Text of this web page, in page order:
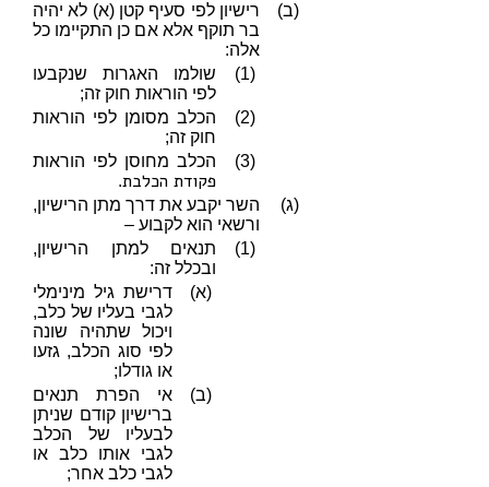
(ב)
רישיון לפי סעיף קטן (א) לא יהיה
בר תוקף אלא אם כן התקיימו כל
אלה:
(1)
שולמו האגרות שנקבעו
לפי הוראות חוק זה;
(2)
הכלב מסומן לפי הוראות
חוק זה;
(3)
הכלב מחוסן לפי הוראות
פקודת הכלבת.
(ג)
השר יקבע את דרך מתן הרישיון,
ורשאי הוא לקבוע –
(1)
תנאים למתן הרישיון,
ובכלל זה:
(א)
דרישת גיל מינימלי
לגבי בעליו של כלב,
ויכול שתהיה שונה
לפי סוג הכלב, גזעו
או גודלו;
(ב)
אי הפרת תנאים
ברישיון קודם שניתן
לבעליו של הכלב
לגבי אותו כלב או
לגבי כלב אחר;